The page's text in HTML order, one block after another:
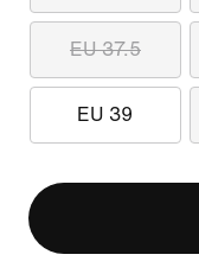
EU 37.5
EU 39